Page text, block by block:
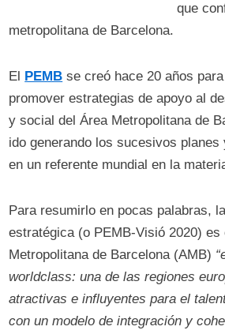
que
metropolitana de Barcelona.
El PEMB se creó hace 20 años
promover estrategias de apoyo al
y social del Área Metropolitana de
ido generando los sucesivos
en un referente mundial en la
Para resumirlo en pocas palabras,
estratégica (o PEMB-Visió 2020)
Metropolitana de Barcelona (AMB)
worldclass: una de las regiones
atractivas e influyentes para el
con un modelo de integración y